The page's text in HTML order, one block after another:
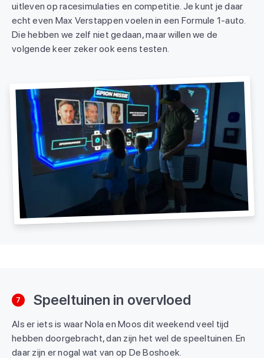
uitleven op racesimulaties en competitie. Je kunt je daar
echt even Max Verstappen voelen in een Formule 1-auto.
Die hebben we zelf niet gedaan, maar willen we de
volgende keer zeker ook eens testen.
7 Speeltuinen in overvloed
Als er iets is waar Nola en Moos dit weekend veel tijd
hebben doorgebracht, dan zijn het wel de speeltuinen. En
daar zijn er nogal wat van op De Boshoek.